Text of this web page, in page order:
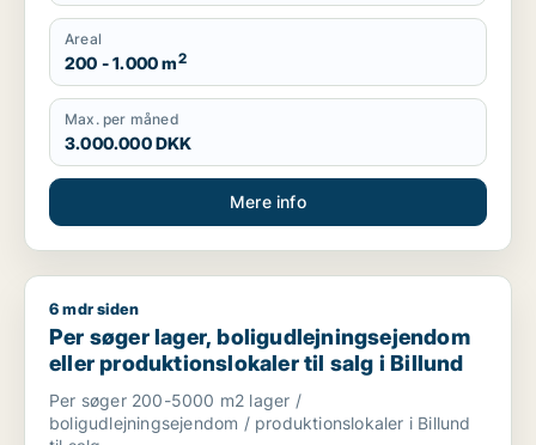
Areal
200 - 1.000 m2
Max. per måned
3.000.000 DKK
Mere info
Per søger lager, boligudlejningsejendom eller
6 mdr siden
Per søger lager, boligudlejningsejendom
eller produktionslokaler til salg i Billund
Per søger 200-5000 m2 lager /
boligudlejningsejendom / produktionslokaler i Billund